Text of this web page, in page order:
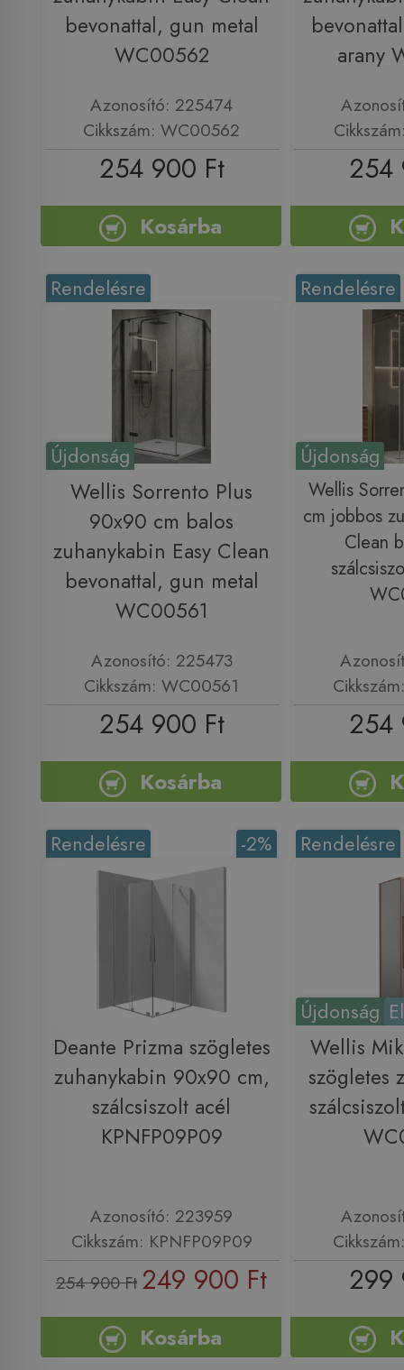
bevonattal, gun metal
WC00562
Azonosító: 225474
Cikkszám: WC00562
254 900 Ft
Kosárba
arany
254
Újdonság
Rendelésre
Wellis Sorrento Plus
90x90 cm balos
zuhanykabin Easy Clean
bevonattal, gun metal
WC00561
Azonosító: 225473
Cikkszám: WC00561
254 900 Ft
Kosárba
Újdonság
Rendelésre
Wellis
cm jobbos
Clean
254
-2%
Rendelésre
Deante Prizma szögletes
zuhanykabin 90x90 cm,
szálcsiszolt acél
KPNFP09P09
Azonosító: 223959
Cikkszám: KPNFP09P09
254 900 Ft 249 900 Ft
Kosárba
Újdonság
Rendelésre
Wellis
szögletes
299